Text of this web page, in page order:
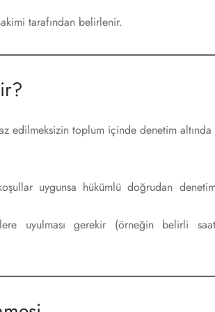
tarafından belirlenir.
edilmeksizin toplum içinde denetim
uygunsa hükümlü doğrudan
uyulması gerekir (örneğin belirli